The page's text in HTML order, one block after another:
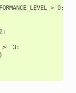
> 0:
>= 3: